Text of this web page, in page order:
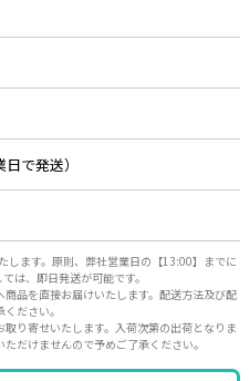
で発送）
ます。原則、弊社営業日の【13:00】までに
は、即日発送が可能です。
品を直接お届けいたします。配送方法及び配
ださい。
り寄せいたします。入荷次第の出荷となりま
だけませんので予めご了承ください。